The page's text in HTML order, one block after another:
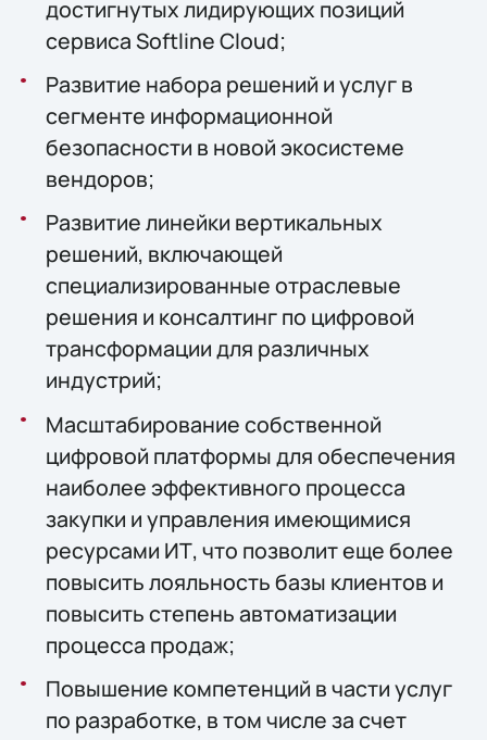
достигнутых лидирующих позиций
сервиса Softline Cloud;
Развитие набора решений и услуг в
сегменте информационной
безопасности в новой экосистеме
вендоров;
Развитие линейки вертикальных
решений, включающей
специализированные отраслевые
решения и консалтинг по цифровой
трансформации для различных
индустрий;
Масштабирование собственной
цифровой платформы для обеспечения
наиболее эффективного процесса
закупки и управления имеющимися
ресурсами ИТ, что позволит еще более
повысить лояльность базы клиентов и
повысить степень автоматизации
процесса продаж;
Повышение компетенций в части услуг
по разработке, в том числе за счет